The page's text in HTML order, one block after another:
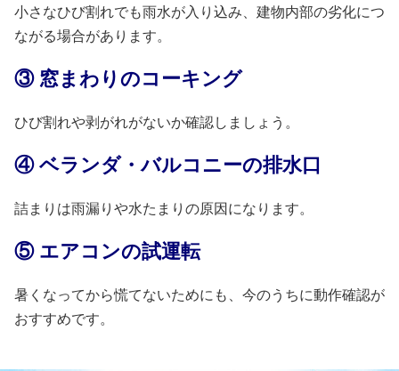
小さなひび割れでも雨水が入り込み、建物内部の劣化につ
ながる場合があります。
③ 窓まわりのコーキング
ひび割れや剥がれがないか確認しましょう。
④ ベランダ・バルコニーの排水口
詰まりは雨漏りや水たまりの原因になります。
⑤ エアコンの試運転
暑くなってから慌てないためにも、今のうちに動作確認が
おすすめです。